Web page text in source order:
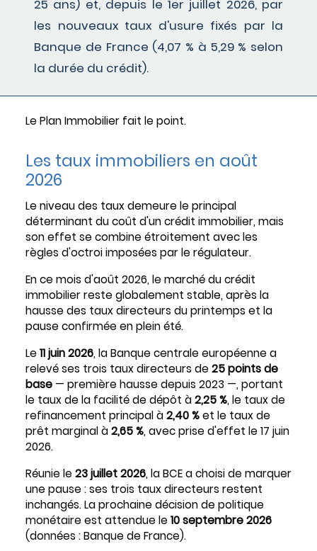
25 ans) et, depuis le 1er juillet 2026, par
les nouveaux taux d'usure fixés par la
Banque de France (4,07 % à 5,29 % selon
la durée du crédit).
Le Plan Immobilier fait le point.
Les taux immobiliers en août
2026
Le niveau des taux demeure le principal
déterminant du coût d'un crédit immobilier, mais
son effet se combine étroitement avec les
règles d'octroi imposées par le régulateur.
En ce mois d'août 2026, le marché du crédit
immobilier reste globalement stable, après la
hausse des taux directeurs du printemps et la
pause confirmée en plein été.
Le 11 juin 2026, la Banque centrale européenne a
relevé ses trois taux directeurs de 25 points de
base — première hausse depuis 2023 —, portant
le taux de la facilité de dépôt à2,25 %, le taux de
refinancement principal à2,40 %et le taux de
prêt marginal à2,65 %, avec prise d'effet le 17 juin
2026.
Réunie le 23 juillet 2026, la BCE a choisi de marquer
une pause : ses trois taux directeurs restent
inchangés. La prochaine décision de politique
monétaire est attendue le 10 septembre 2026
(données : Banque de France).